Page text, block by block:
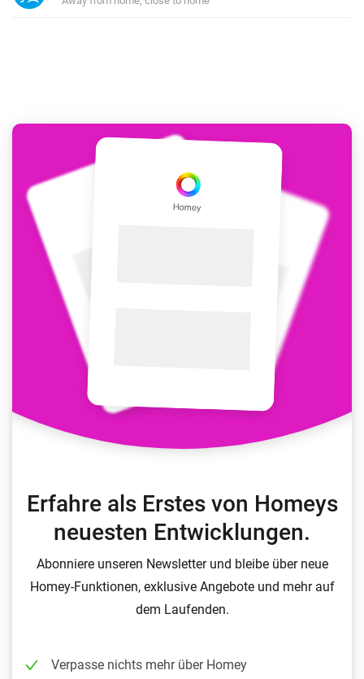
Erfahre als Erstes von Homeys
neuesten Entwicklungen.
Abonniere unseren Newsletter und bleibe über neue
Homey-Funktionen, exklusive Angebote und mehr auf
dem Laufenden.
Verpasse nichts mehr über Homey